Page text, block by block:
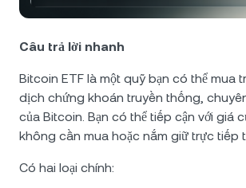
Nexo Card
Khách hàng cá nhân
Chương trình khách hàng thân thiết
Tether USDT
USD Coin USDC
Polkadot DOT
Tin tức và chi tiết chuyên sâu
Trung tâm Hỗ trợ
Wealth Academy
Câu trả lời nhanh
Bitcoin ETF là một quỹ bạn có thể mua
dịch chứng khoán truyền thống,
của Bitcoin. Bạn có thể tiếp cận với giá
không cần mua hoặc nắm giữ trực tiếp
Có hai loại chính: